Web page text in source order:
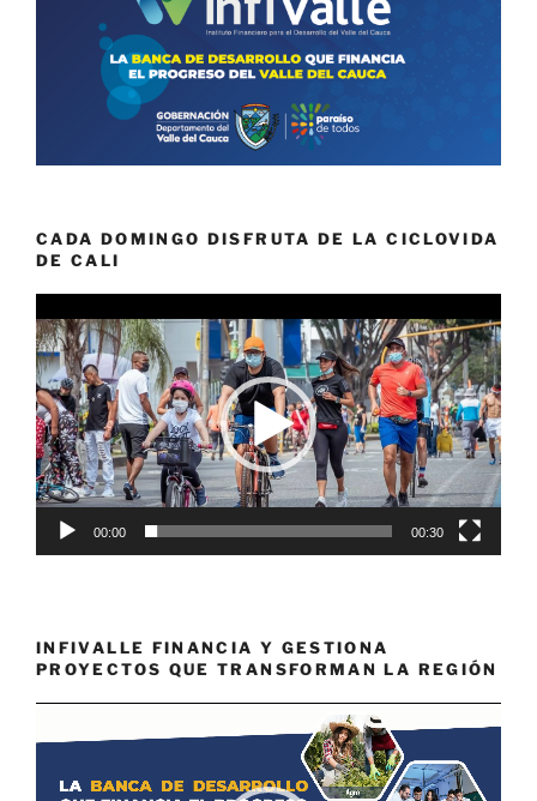
CADA DOMINGO DISFRUTA DE LA CICLOVIDA
DE CALI
de
vídeo
00:00 00:30
INFIVALLE FINANCIA Y GESTIONA
PROYECTOS QUE TRANSFORMAN LA REGIÓN
de